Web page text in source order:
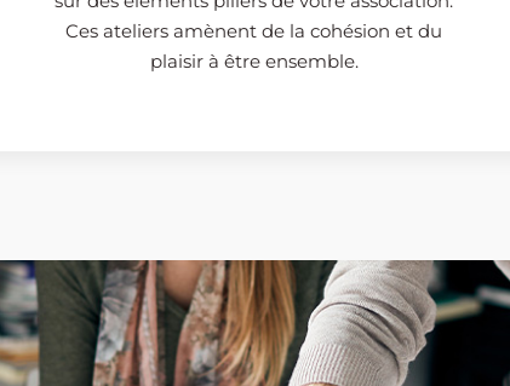
Ces ateliers amènent de la cohésion et du
plaisir à être ensemble.